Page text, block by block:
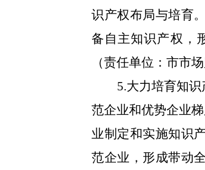
识产权布局与培育
备自主知识产权，
（责任单位：市市
5.大力培育知
范企业和优势企业
业制定和实施知识
范企业，形成带动